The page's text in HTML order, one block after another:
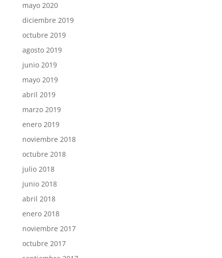
mayo 2020
diciembre 2019
octubre 2019
agosto 2019
junio 2019
mayo 2019
abril 2019
marzo 2019
enero 2019
noviembre 2018
octubre 2018
julio 2018
junio 2018
abril 2018
enero 2018
noviembre 2017
octubre 2017